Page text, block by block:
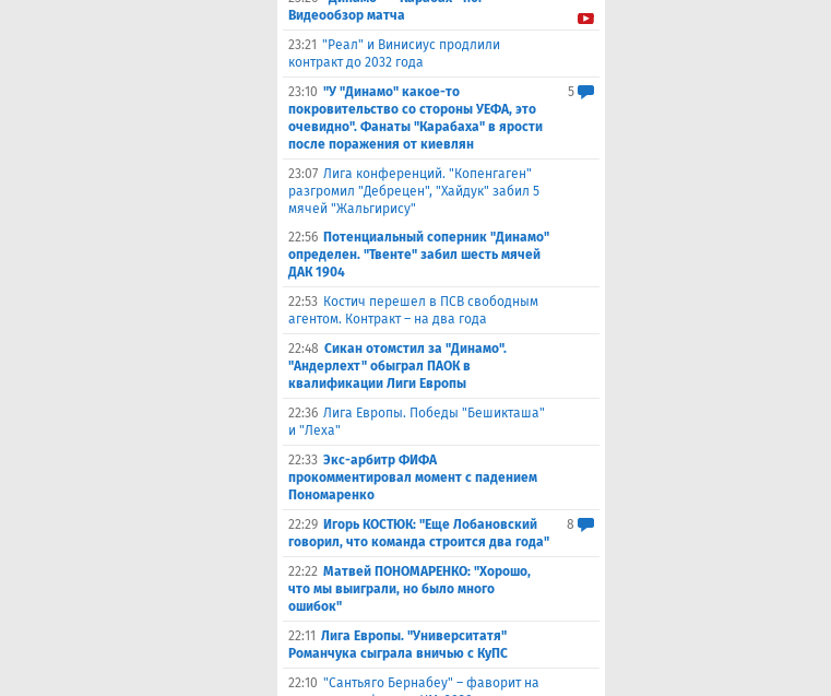
Видеообзор матча
23:21 "Реал" и Винисиус продлили
контракт до 2032 года
23:10 "У "Динамо" какое-то
покровительство со стороны УЕФА, это
очевидно". Фанаты "Карабаха" в ярости
после поражения от киевлян
5
23:07 Лига конференций. "Копенгаген"
разгромил "Дебрецен", "Хайдук" забил 5
мячей "Жальгирису"
22:56 Потенциальный соперник "Динамо"
определен. "Твенте" забил шесть мячей
ДАК 1904
22:53 Костич перешел в ПСВ свободным
агентом. Контракт – на два года
22:48 Сикан отомстил за "Динамо".
"Андерлехт" обыграл ПАОК в
квалификации Лиги Европы
22:36 Лига Европы. Победы "Бешикташа"
и "Леха"
22:33 Экс-арбитр ФИФА
прокомментировал момент с падением
Пономаренко
22:29 Игорь КОСТЮК: "Еще Лобановский
говорил, что команда строится два года"
8
22:22 Матвей ПОНОМАРЕНКО: "Хорошо,
что мы выиграли, но было много
ошибок"
22:11 Лига Европы. "Университатя"
Романчука сыграла вничью с ​КуПС
22:10 "Сантьяго Бернабеу" – фаворит на